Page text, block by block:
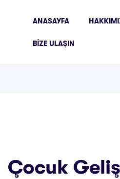
ANASAYFA
BIZE ULAŞIN
Çocuk